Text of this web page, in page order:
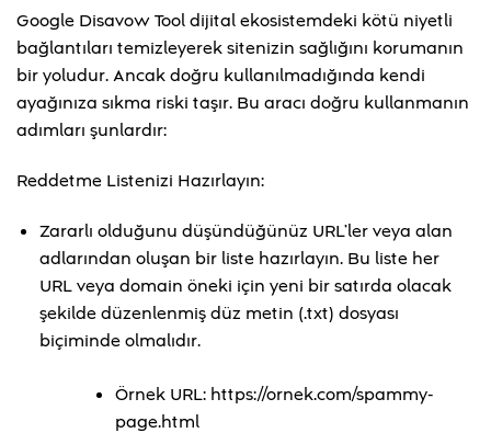
Google Disavow Tool dijital ekosistemdeki kötü niyetli
bağlantıları temizleyerek sitenizin sağlığını korumanın
bir yoludur. Ancak doğru kullanılmadığında kendi
ayağınıza sıkma riski taşır. Bu aracı doğru kullanmanın
adımları şunlardır:
Reddetme Listenizi Hazırlayın:
Zararlı olduğunu düşündüğünüz URL’ler veya alan
adlarından oluşan bir liste hazırlayın. Bu liste her
URL veya domain öneki için yeni bir satırda olacak
şekilde düzenlenmiş düz metin (.txt) dosyası
biçiminde olmalıdır.
Örnek URL: https://ornek.com/spammy-
page.html